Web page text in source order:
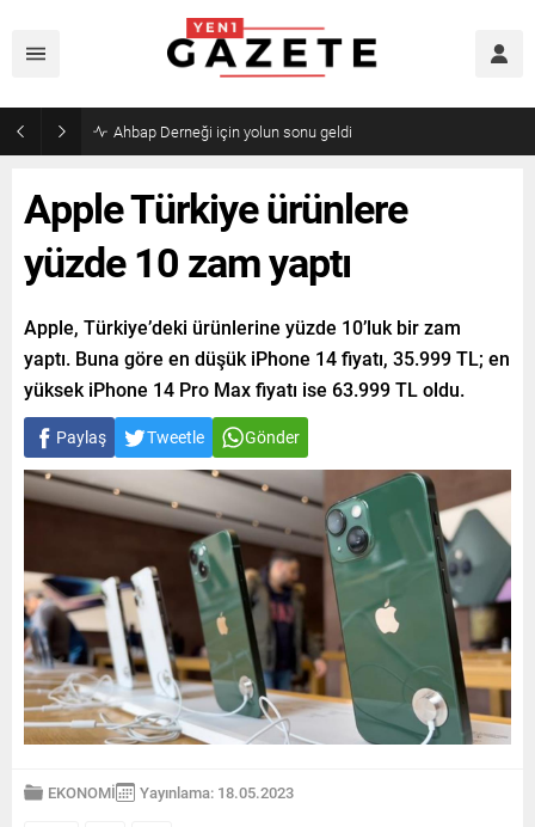
Ahbap Derneği için yolun sonu geldi
Apple Türkiye ürünlere
yüzde 10 zam yaptı
Apple, Türkiye’deki ürünlerine yüzde 10’luk bir zam
yaptı. Buna göre en düşük iPhone 14 fiyatı, 35.999 TL; en
yüksek iPhone 14 Pro Max fiyatı ise 63.999 TL oldu.
Paylaş Tweetle Gönder
EKONOMİ Yayınlama: 18.05.2023